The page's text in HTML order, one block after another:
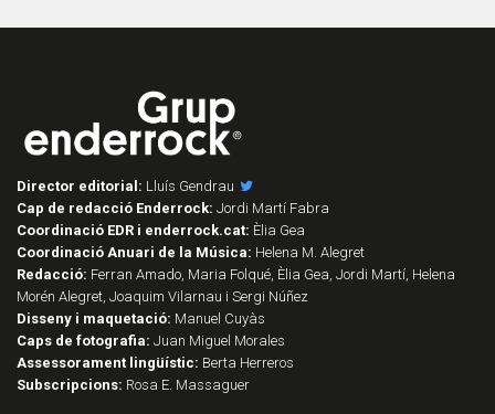
Director editorial: Lluís Gendrau
Cap de redacció Enderrock: Jordi Martí Fabra
Coordinació EDR i enderrock.cat: Èlia Gea
Coordinació Anuari de la Música: Helena M. Alegret
Redacció: Ferran Amado, Maria Folqué, Èlia Gea, Jordi Martí, Helena
Morén Alegret, Joaquim Vilarnau i Sergi Núñez
Disseny i maquetació: Manuel Cuyàs
Caps de fotografia: Juan Miguel Morales
Assessorament lingüístic: Berta Herreros
Subscripcions: Rosa E. Massaguer